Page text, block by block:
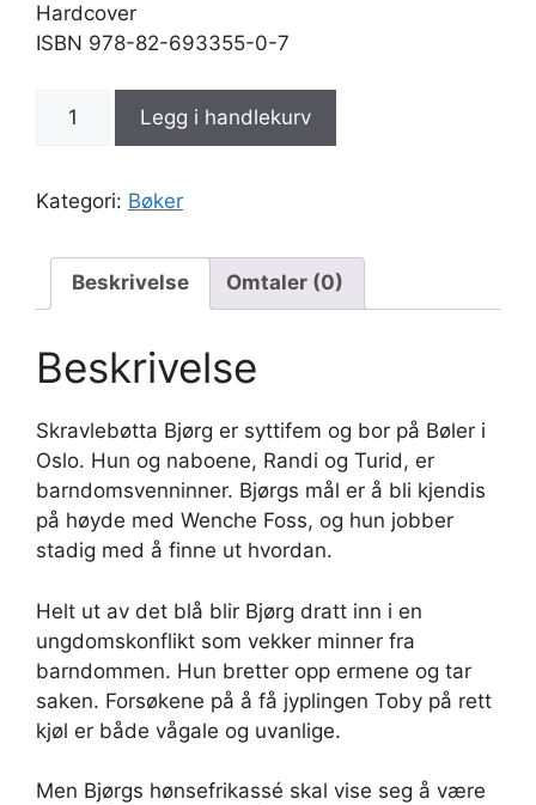
Hardcover
ISBN 978-82-693355-0-7
hjerterom
det
hønsefrikassé
antall
Legg i handlekurv
Kategori: Bøker
Beskrivelse Omtaler (0)
Beskrivelse
Skravlebøtta Bjørg er syttifem og bor på Bøler i
Oslo. Hun og naboene, Randi og Turid, er
barndoms­venninner. Bjørgs mål er å bli kjendis
på høyde med Wenche Foss, og hun jobber
stadig med å finne ut hvordan.
Helt ut av det blå blir Bjørg dratt inn i en
ungdomskonflikt som vekker minner fra
barndommen. Hun bretter opp ermene og tar
saken. Forsøkene på å få jyplingen Toby på rett
kjøl er både vågale og uvanlige.
Men Bjørgs hønsefrikassé skal vise seg å være